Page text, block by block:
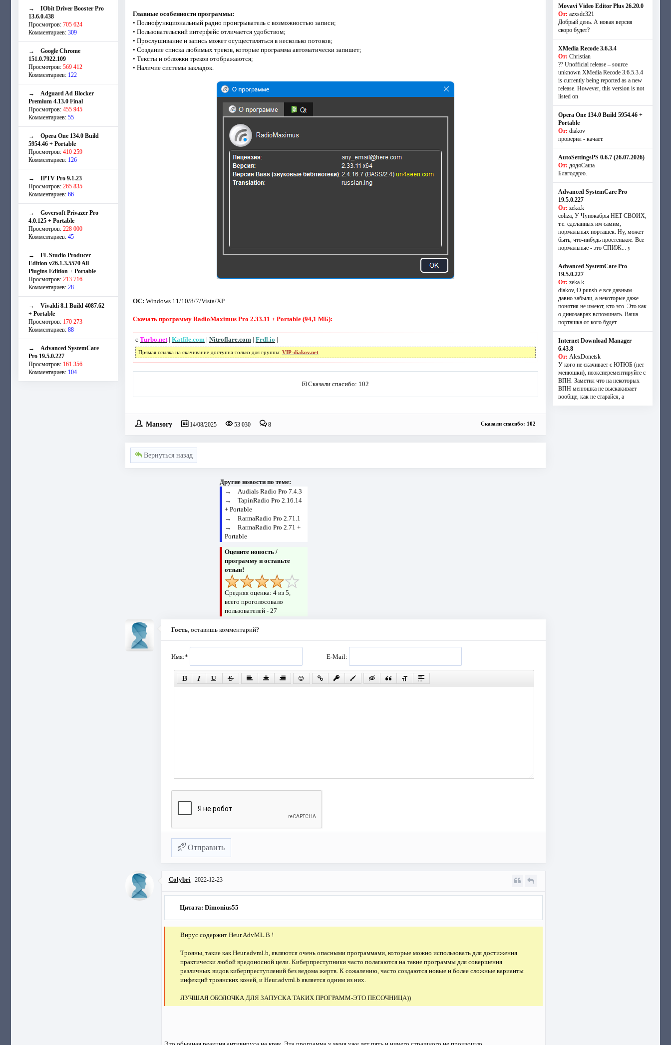
→ IObit Driver Booster Pro
13.6.0.438
Просмотров: 705 624
Комментариев: 309
→ Google Chrome
151.0.7922.109
Просмотров: 569 412
Комментариев: 122
→ Adguard Ad Blocker
Premium 4.13.0 Final
Просмотров: 455 945
Комментариев: 55
→ Opera One 134.0 Build
5954.46 + Portable
Просмотров: 410 259
Комментариев: 126
→ IPTV Pro 9.1.23
Просмотров: 265 835
Комментариев: 66
→ Goversoft Privazer Pro
4.0.125 + Portable
Просмотров: 228 000
Комментариев: 45
→ FL Studio Producer
Edition v26.1.3.5570 All
Plugins Edition + Portable
Просмотров: 213 716
Комментариев: 28
→ Vivaldi 8.1 Build 4087.62
+ Portable
Просмотров: 170 273
Комментариев: 88
→ Advanced SystemCare
Pro 19.5.0.227
Просмотров: 161 356
Комментариев: 104
Главные особенности программы:
• Полнофункциональный радио проигрыватель с возможностью записи;
• Пользовательский интерфейс отличается удобством;
• Прослушивание и запись может осуществляться в несколько потоков;
• Создание списка любимых треков, которые программа автоматически запишет;
• Тексты и обложки треков отображаются;
• Наличие системы закладок.
ОС: Windows 11/10/8/7/Vista/XP
Скачать программу RadioMaximus Pro 2.33.11 + Portable (94,1 МБ):
с Turbo.net| Katfile.com | Nitroflare.com | Frdl.io |
Прямая ссылка на скачивание доступна только для группы: VIP-diakov.net
Сказали спасибо: 102
Mansory 14/08/2025 53 030 8 Сказали спасибо: 102
Вернуться назад
Другие новости по теме:
→ Audials Radio Pro 7.4.3
→ TapinRadio Pro 2.16.14
+ Portable
→ RarmaRadio Pro 2.71.1
→ RarmaRadio Pro 2.71 +
Portable
Оцените новость /
программу и оставьте
отзыв!
Средняя оценка: 4из 5,
всего проголосовало
пользователей - 27
Гость, оставишь комментарий?
Имя:* E-Mail:
Отправить
Colybri 2022-12-23
Цитата: Dimonius55
Вирус содержит Heur.AdvML.B !
Трояны, такие как Heur.advml.b, являются очень опасными программами, которые можно использовать для достижения
практически любой вредоносной цели. Киберпреступники часто полагаются на такие программы для совершения
различных видов киберпреступлений без ведома жертв. К сожалению, часто создаются новые и более сложные варианты
инфекций троянских коней, и Heur.advml.b является одним из них.
ЛУЧШАЯ ОБОЛОЧКА ДЛЯ ЗАПУСКА ТАКИХ ПРОГРАММ-ЭТО ПЕСОЧНИЦА))
Movavi Video Editor Plus 26.20.0
От: azxsdc321
Добрый день. А новая версия
скоро будет?
XMedia Recode 3.6.3.4
От: Christian
?? Unofficial release – source
unknown XMedia Recode 3.6.5.3.4
is currently being reported as a new
release. However, this version is not
listed on
Opera One 134.0 Build 5954.46 +
Portable
От: diakov
проверил - качает.
AutoSettingsPS 0.6.7 (26.07.2026)
От: дядяСаша
Благодарю.
Advanced SystemCare Pro
19.5.0.227
От: zeka.k
coliza, У Чупокабры НЕТ СВОИХ,
т.е. сделанных им самим,
нормальных порташек. Ну, может
быть, что-нибудь простенькое. Все
нормальные - это СПИЖ... у
Advanced SystemCare Pro
19.5.0.227
От: zeka.k
diakov, О punsh-е все давным-
давно забыли, а некоторые даже
понятия не имеют, кто это. Это как
о динозаврах вспоминать. Ваша
порташка от кого будет
Internet Download Manager
6.43.8
От: AlexDonetsk
У кого не скачивает с ЮТЮБ (нет
менюшки), поэксперементируйте с
ВПН. Заметил что на некоторых
ВПН менюшка не выскакивает
вообще, как не старайся, а